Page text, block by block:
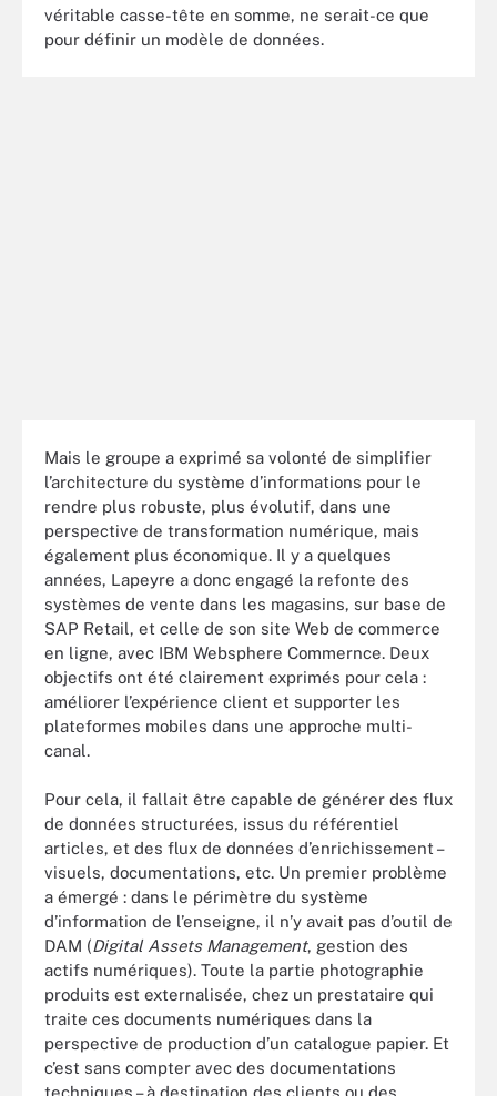
véritable casse-tête en somme, ne serait-ce que
pour définir un modèle de données.
Mais le groupe a exprimé sa volonté de simplifier
l’architecture du système d’informations pour le
rendre plus robuste, plus évolutif, dans une
perspective de transformation numérique, mais
également plus économique. Il y a quelques
années, Lapeyre a donc engagé la refonte des
systèmes de vente dans les magasins, sur base de
SAP Retail, et celle de son site Web de commerce
en ligne, avec IBM Websphere Commernce. Deux
objectifs ont été clairement exprimés pour cela :
améliorer l’expérience client et supporter les
plateformes mobiles dans une approche multi-
canal.
Pour cela, il fallait être capable de générer des flux
de données structurées, issus du référentiel
articles, et des flux de données d’enrichissement –
visuels, documentations, etc. Un premier problème
a émergé : dans le périmètre du système
d’information de l’enseigne, il n’y avait pas d’outil de
DAM (Digital Assets Management, gestion des
actifs numériques). Toute la partie photographie
produits est externalisée, chez un prestataire qui
traite ces documents numériques dans la
perspective de production d’un catalogue papier. Et
c’est sans compter avec des documentations
techniques – à destination des clients ou des